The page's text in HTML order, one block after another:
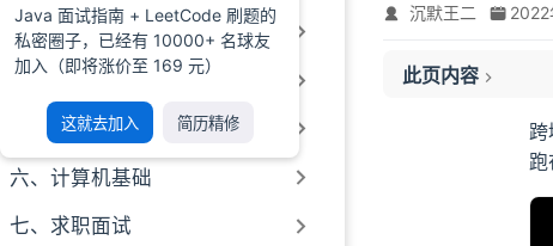
三、Java进阶
四、MySQL
五、Redis
六、计算机基础
七、求职面试
沉默王二 2022
此页内容
二、Nodejs 代理
Java 面试指南 + LeetCode 刷题的
私密圈子，已经有 10000+ 名球友
加入（即将涨价至 169 元）
这就去加入 简历精修